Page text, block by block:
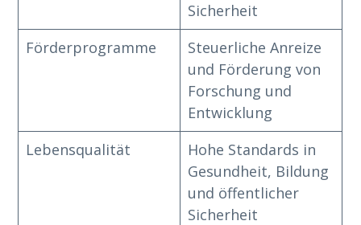
Sicherheit
Förderprogramme
Steuerliche Anreize
und Förderung von
Forschung und
Entwicklung
Lebensqualität
Hohe Standards in
Gesundheit, Bildung
und öffentlicher
Sicherheit